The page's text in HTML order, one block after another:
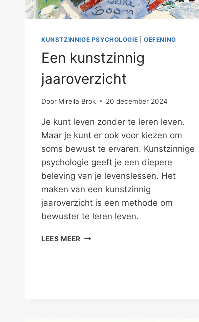
KUNSTZINNIGE PSYCHOLOGIE |OEFENING
Een kunstzinnig
jaaroverzicht
Door Mirella Brok 20 december 2024
Je kunt leven zonder te leren leven.
Maar je kunt er ook voor kiezen om
soms bewust te ervaren. Kunstzinnige
psychologie geeft je een diepere
beleving van je levenslessen. Het
maken van een kunstzinnig
jaaroverzicht is een methode om
bewuster te leren leven.
LEES MEER EEN